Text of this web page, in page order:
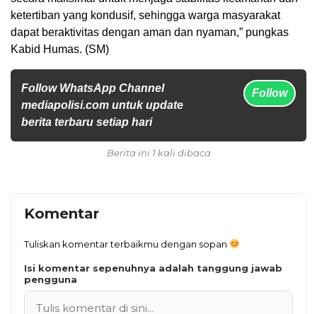
ketertiban yang kondusif, sehingga warga masyarakat
dapat beraktivitas dengan aman dan nyaman,” pungkas
Kabid Humas. (SM)
Follow WhatsApp Channel
mediapolisi.com untuk update
berita terbaru setiap hari
Follow
Berita ini 1 kali dibaca
Komentar
Tuliskan komentar terbaikmu dengan sopan
Isi komentar sepenuhnya adalah tanggung jawab
pengguna